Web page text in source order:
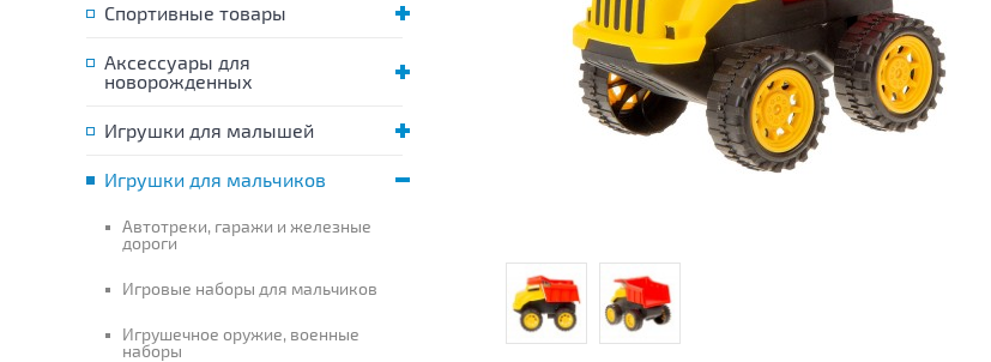
Спортивные товары
Аксессуары для
новорожденных
Игрушки для малышей
Игрушки для мальчиков
Автотреки, гаражи и железные
дороги
Игровые наборы для мальчиков
Игрушечное оружие, военные
наборы